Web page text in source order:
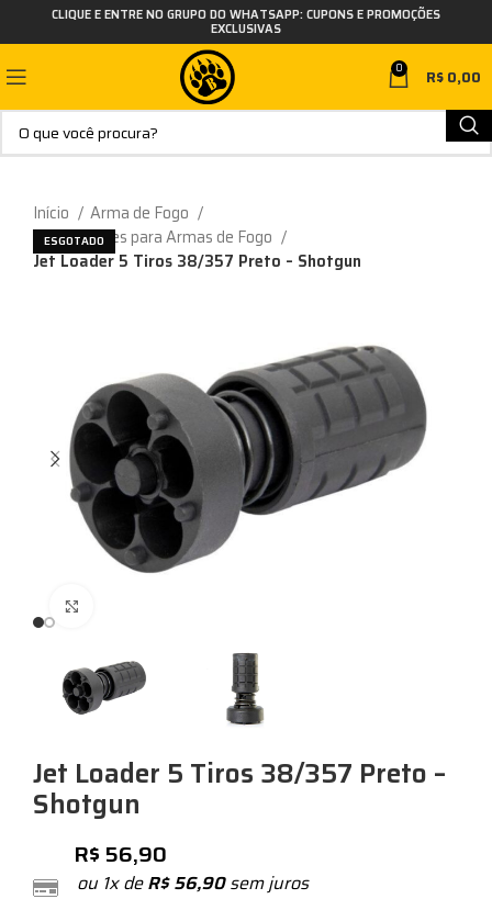
CLIQUE E ENTRE NO GRUPO DO WHATSAPP: CUPONS E PROMOÇÕES
EXCLUSIVAS
0 R$0,00
Início
Arma de Fogo
Carregadores para Armas de Fogo
Jet Loader 5 Tiros 38/357 Preto – Shotgun
ESGOTADO
Jet Loader 5 Tiros 38/357 Preto –
Shotgun
R$ 56,90
ou 1x deR$56,90sem juros